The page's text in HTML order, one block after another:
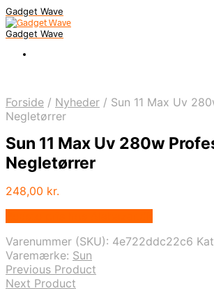
Gadget Wave
Gadget Wave
Forside / Nyheder / Sun 11 Max Uv
Negletørrer
Sun 11 Max Uv 280w
Negletørrer
248,00 kr.
Varenummer (SKU): 4e722ddc22c6
Varemærke: Sun
Previous Product
Next Product